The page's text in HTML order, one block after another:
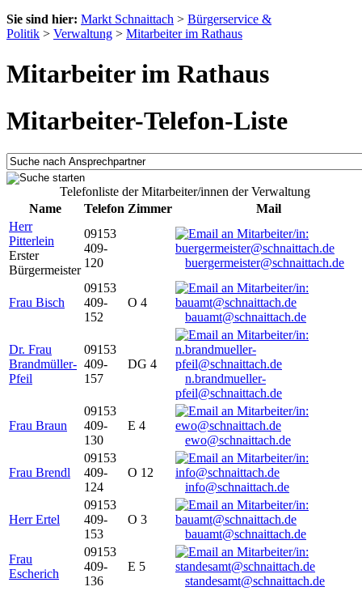
Sie sind hier: Markt Schnaittach > Bürgerservice &
Politik > Verwaltung > Mitarbeiter im Rathaus
Mitarbeiter im Rathaus
Mitarbeiter-Telefon-Liste
Telefonliste der Mitarbeiter/innen der Verwaltung
Name
Telefon Zimmer
Mail
Herr
Pitterlein
Erster
Bürgermeister
09153
409-
120
buergermeister@schnaittach.de
Frau Bisch
09153
409-
152
O 4
bauamt@schnaittach.de
Dr. Frau
Brandmüller-
Pfeil
09153
409-
157
DG 4
n.brandmueller-
pfeil@schnaittach.de
Frau Braun
09153
409-
130
E 4
ewo@schnaittach.de
Frau Brendl
09153
409-
124
O 12
info@schnaittach.de
Herr Ertel
09153
409-
153
O 3
bauamt@schnaittach.de
Frau
Escherich
09153
409-
136
E 5
standesamt@schnaittach.de